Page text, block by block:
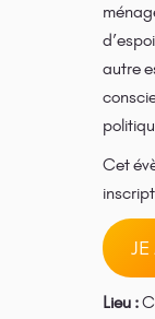
autre
Cet
JE
Lieu :